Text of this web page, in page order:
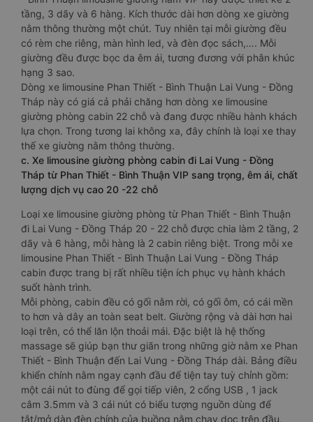
tầng, 3 dãy và 6 hàng. Kích thước dài hơn dòng xe giường
nằm thông thường một chút. Tuy nhiên tại mỗi giường đều
có rèm che riêng, màn hình led, và đèn đọc sách,…. Mỗi
giường đều được bọc da êm ái, tương đương với phân khúc
hạng 3 sao.
Dòng xe limousine Phan Thiết - Bình Thuận Lai Vung - Đồng
Tháp này có giá cả phải chăng hơn dòng xe limousine
giường phòng cabin 22 chỗ và đang được nhiều hành khách
lựa chọn. Trong tương lai không xa, đây chính là loại xe thay
thế xe giường nằm thông thường.
c. Xe limousine giường phòng cabin đi Lai Vung - Đồng
Tháp từ Phan Thiết - Bình Thuận VIP sang trọng, êm ái, chất
lượng dịch vụ cao 20 -22 chỗ
Loại xe limousine giường phòng từ Phan Thiết - Bình Thuận
đi Lai Vung - Đồng Tháp 20 - 22 chỗ được chia làm 2 tầng, 2
dãy và 6 hàng, mỗi hàng là 2 cabin riêng biệt. Trong mỗi xe
limousine Phan Thiết - Bình Thuận Lai Vung - Đồng Tháp
cabin được trang bị rất nhiều tiện ích phục vụ hành khách
suốt hành trình.
Mỗi phòng, cabin đều có gối nằm rời, có gối ôm, có cái mền
to hơn và dây an toàn seat belt. Giường rộng và dài hơn hai
loại trên, có thể lăn lộn thoải mái. Đặc biệt là hệ thống
massage sẽ giúp bạn thư giãn trong những giờ nằm xe Phan
Thiết - Bình Thuận đến Lai Vung - Đồng Tháp dài. Bảng điều
khiển chính nằm ngay cạnh đầu để tiện tay tuỳ chỉnh gồm:
một cái nút to đùng để gọi tiếp viên, 2 cổng USB , 1 jack
cắm 3.5mm và 3 cái nút có biểu tượng nguồn dùng để
tắt/mở dàn đèn chính của buồng nằm chạy dọc trên đầu,